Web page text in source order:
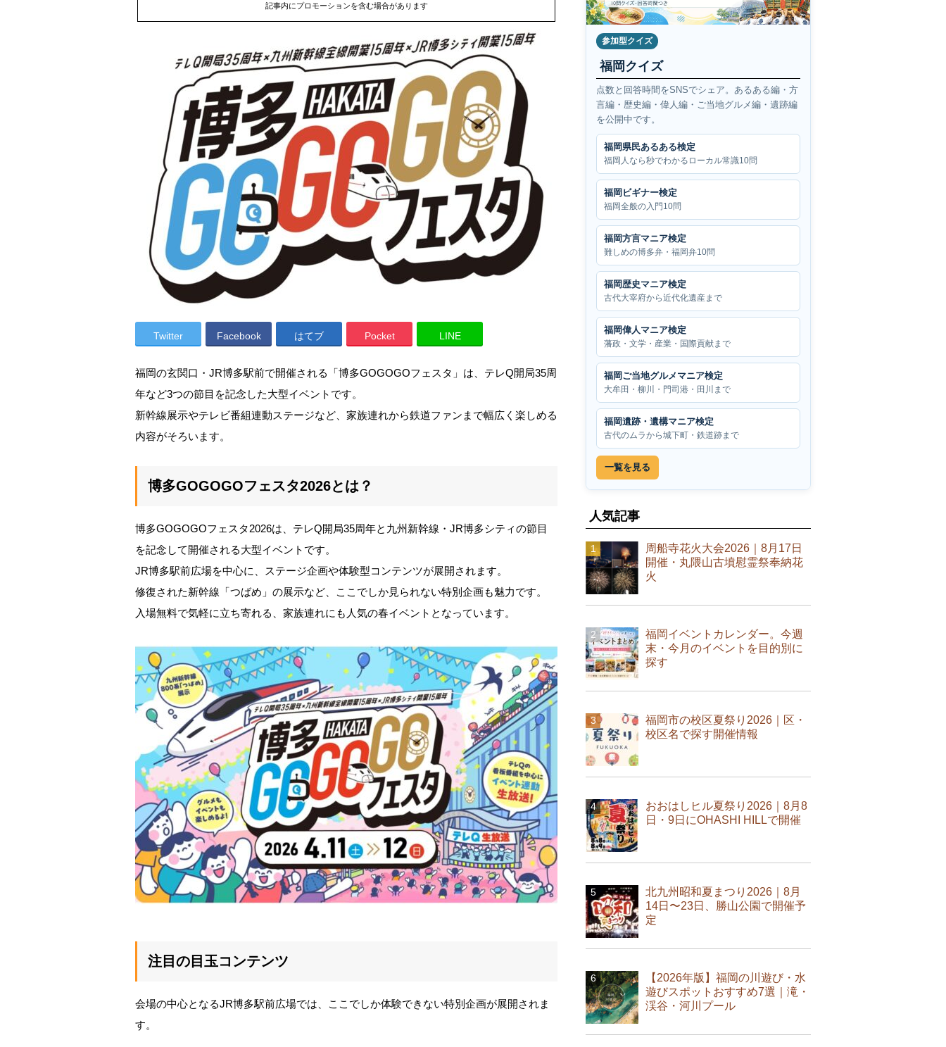
記事内にプロモーションを含む場合があります
Twitter Facebook はてブ Pocket LINE
福岡の玄関口・JR博多駅前で開催される「博多GOGOGOフェスタ」は、テレQ開局35周
年など3つの節目を記念した大型イベントです。
新幹線展示やテレビ番組連動ステージなど、家族連れから鉄道ファンまで幅広く楽しめる
内容がそろいます。
博多GOGOGOフェスタ2026とは？
博多GOGOGOフェスタ2026は、テレQ開局35周年と九州新幹線・JR博多シティの節目
を記念して開催される大型イベントです。
JR博多駅前広場を中心に、ステージ企画や体験型コンテンツが展開されます。
修復された新幹線「つばめ」の展示など、ここでしか見られない特別企画も魅力です。
入場無料で気軽に立ち寄れる、家族連れにも人気の春イベントとなっています。
注目の目玉コンテンツ
会場の中心となるJR博多駅前広場では、ここでしか体験できない特別企画が展開されま
す。
参加型クイズ
福岡クイズ
点数と回答時間をSNSでシェア。あるある編・方
言編・歴史編・偉人編・ご当地グルメ編・遺跡編
を公開中です。
福岡県民あるある検定
福岡人なら秒でわかるローカル常識10問
福岡ビギナー検定
福岡全般の入門10問
福岡方言マニア検定
難しめの博多弁・福岡弁10問
福岡歴史マニア検定
古代大宰府から近代化遺産まで
福岡偉人マニア検定
藩政・文学・産業・国際貢献まで
福岡ご当地グルメマニア検定
大牟田・柳川・門司港・田川まで
福岡遺跡・遺構マニア検定
古代のムラから城下町・鉄道跡まで
一覧を見る
人気記事
周船寺花火大会2026｜8月17日
開催・丸隈山古墳慰霊祭奉納花
火
福岡イベントカレンダー。今週
末・今月のイベントを目的別に
探す
福岡市の校区夏祭り2026｜区・
校区名で探す開催情報
おおはしヒル夏祭り2026｜8月8
日・9日にOHASHI HILLで開催
北九州昭和夏まつり2026｜8月
14日〜23日、勝山公園で開催予
定
【2026年版】福岡の川遊び・水
遊びスポットおすすめ7選｜滝・
渓谷・河川プール